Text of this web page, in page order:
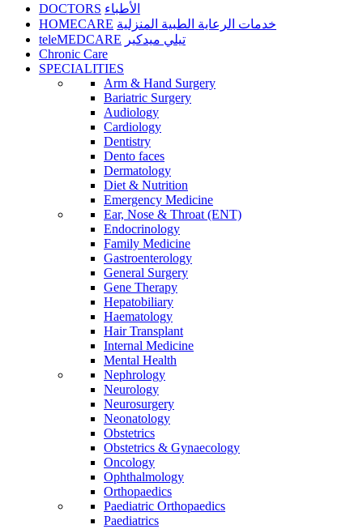
DOCTORS الأطباء
HOMECARE خدمات الرعاية الطبية المنزلية
teleMEDCARE تيلي ميدكير
Chronic Care
SPECIALITIES
Arm & Hand Surgery
Bariatric Surgery
Audiology
Cardiology
Dentistry
Dento faces
Dermatology
Diet & Nutrition
Emergency Medicine
Ear, Nose & Throat (ENT)
Endocrinology
Family Medicine
Gastroenterology
General Surgery
Gene Therapy
Hepatobiliary
Haematology
Hair Transplant
Internal Medicine
Mental Health
Nephrology
Neurology
Neurosurgery
Neonatology
Obstetrics
Obstetrics & Gynaecology
Oncology
Ophthalmology
Orthopaedics
Paediatric Orthopaedics
Paediatrics